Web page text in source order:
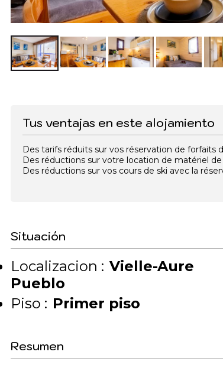
Tus ventajas en este alojamiento
Des tarifs réduits sur vos réservation de forfaits
Des réductions sur votre location de matériel
Des réductions sur vos cours de ski avec la
Situación
Localizacion : Vielle-Aure
Pueblo
Piso : Primer piso
Resumen